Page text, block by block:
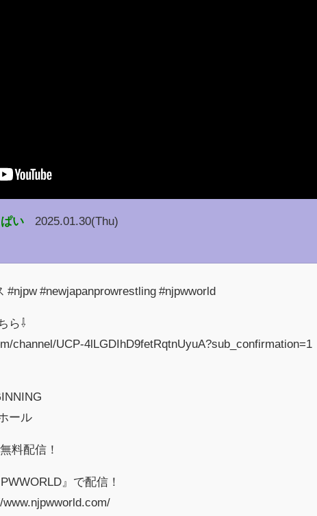
い
2025.01.30(Thu)
#njpw #newjapanprowrestling #njpwworld
ら⇩
channel/UCP-4lLGDIhD9fetRqtnUyuA?sub_confirmation=1
ール
料配信！
』で配信！